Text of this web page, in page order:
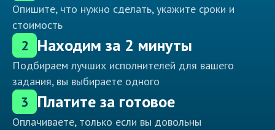
Опишите, что нужно сделать, укажите сроки и
стоимость
2 Находим за 2 минуты
Подбираем лучших исполнителей для вашего
задания, вы выбираете одного
3 Платите за готовое
Оплачиваете, только если вы довольны